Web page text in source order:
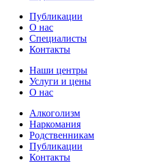
Публикации
О нас
Специалисты
Контакты
Наши центры
Услуги и цены
О нас
Алкоголизм
Наркомания
Родственникам
Публикации
Контакты